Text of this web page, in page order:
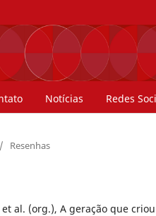
Notícias Redes
/ Resenhas
et al. (org.), A geração que